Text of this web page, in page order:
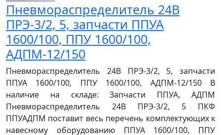
Пневмораспределитель 24В
ПРЭ-3/2, 5, запчасти ППУА
1600/100, ППУ 1600/100,
АДПМ-12/150
Пневмораспределитель 24В ПРЭ-3/2, 5, запчасти
ППУА 1600/100, ППУ 1600/100, АДПМ-12/150 В
наличие на складе: Запчасти ППУА, АДПМ
Пневмораспределитель 24В ПРЭ-3/2, 5 ПКФ
ППУАДПМ поставит весь перечень комплектующих к
навесному оборудованию ППУА 1600/100, ППУ